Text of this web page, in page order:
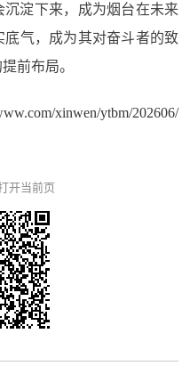
淀下来，成为烟台在未来
气，成为其对奋斗者的致
前布局。
xinwen/ytbm/202606/
开当前页